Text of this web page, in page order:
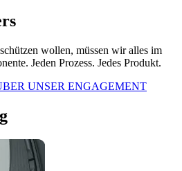
wollen, müssen wir alles im
Jeden Prozess. Jedes Produkt.
UNSER ENGAGEMENT